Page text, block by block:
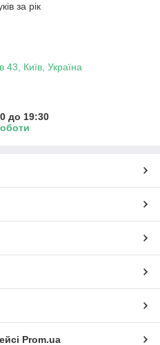
за рік
43, Київ, Україна
до 19:30
Prom.ua